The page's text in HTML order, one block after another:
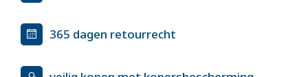
365 dagen retourrecht